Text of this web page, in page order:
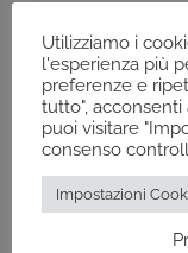
rilasciato
acque
un piú ampio
cadenza
Utilizziamo i
l'esperienza più
preferenze e
tutto", acconsenti
puoi visitare
consenso
Impostazioni